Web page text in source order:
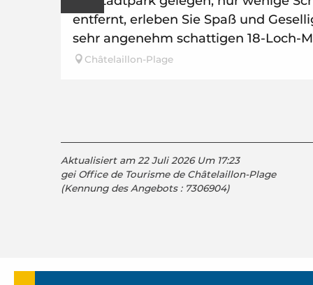
entfernt, erleben Sie Spaß und
sehr angenehm schattigen 18-Loch-
Châtelaillon-Plage
Aktualisiert am 22 Juli 2026 Um 17:23
gei Office de Tourisme de Châtelaillon-Plage
(Kennung des Angebots : 7306904)